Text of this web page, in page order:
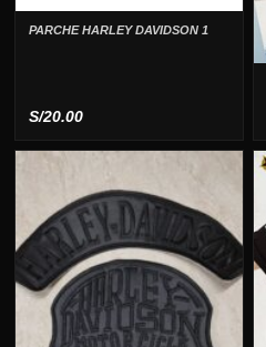
PARCHE HARLEY DAVIDSON 1
S/20.00